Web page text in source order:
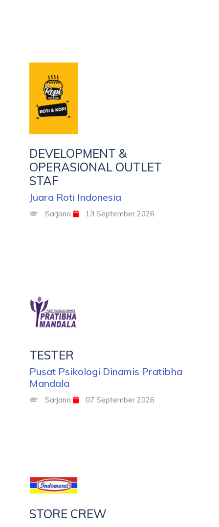
DEVELOPMENT &
OPERASIONAL OUTLET
STAF
Juara Roti Indonesia
Sarjana 13 September 2026
TESTER
Pusat Psikologi Dinamis Pratibha
Mandala
Sarjana 07 September 2026
STORE CREW